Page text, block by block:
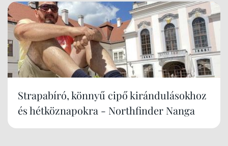
Strapabíró, könnyű cipő kirándulásokhoz
és hétköznapokra - Northfinder Nanga